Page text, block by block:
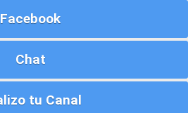
Facebook
Chat
tu Canal